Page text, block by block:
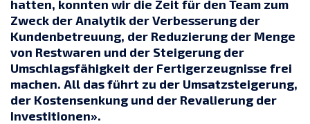
hatten, konnten wir die Zeit für den Team zum
Zweck der Analytik der Verbesserung der
Kundenbetreuung, der Reduzierung der Menge
von Restwaren und der Steigerung der
Umschlagsfähigkeit der Fertigerzeugnisse frei
machen. All das führt zu der Umsatzsteigerung,
der Kostensenkung und der Revalierung der
Investitionen».